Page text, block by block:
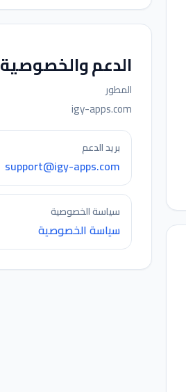
الدعم والخصوصية
المطور
igy-apps.com
بريد الدعم
support@igy-apps.com
سياسة الخصوصية
سياسة الخصوصية